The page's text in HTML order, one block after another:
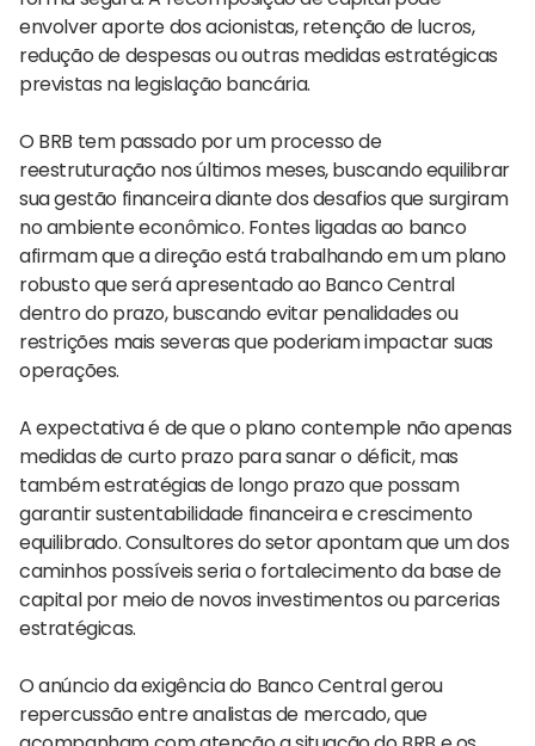
envolver aporte dos acionistas, retenção de lucros,
redução de despesas ou outras medidas estratégicas
previstas na legislação bancária.
O BRB tem passado por um processo de
reestruturação nos últimos meses, buscando equilibrar
sua gestão financeira diante dos desafios que surgiram
no ambiente econômico. Fontes ligadas ao banco
afirmam que a direção está trabalhando em um plano
robusto que será apresentado ao Banco Central
dentro do prazo, buscando evitar penalidades ou
restrições mais severas que poderiam impactar suas
operações.
A expectativa é de que o plano contemple não apenas
medidas de curto prazo para sanar o déficit, mas
também estratégias de longo prazo que possam
garantir sustentabilidade financeira e crescimento
equilibrado. Consultores do setor apontam que um dos
caminhos possíveis seria o fortalecimento da base de
capital por meio de novos investimentos ou parcerias
estratégicas.
O anúncio da exigência do Banco Central gerou
repercussão entre analistas de mercado, que